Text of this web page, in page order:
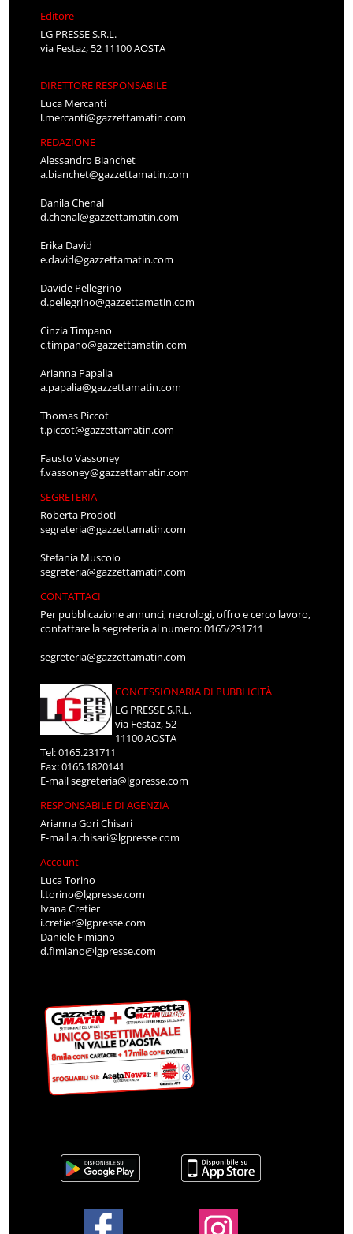
Editore
LG PRESSE S.R.L.
via Festaz, 52 11100 AOSTA
DIRETTORE RESPONSABILE
Luca Mercanti
l.mercanti@gazzettamatin.com
REDAZIONE
Alessandro Bianchet
a.bianchet@gazzettamatin.com
Danila Chenal
d.chenal@gazzettamatin.com
Erika David
e.david@gazzettamatin.com
Davide Pellegrino
d.pellegrino@gazzettamatin.com
Cinzia Timpano
c.timpano@gazzettamatin.com
Arianna Papalia
a.papalia@gazzettamatin.com
Thomas Piccot
t.piccot@gazzettamatin.com
Fausto Vassoney
f.vassoney@gazzettamatin.com
SEGRETERIA
Roberta Prodoti
segreteria@gazzettamatin.com
Stefania Muscolo
segreteria@gazzettamatin.com
CONTATTACI
Per pubblicazione annunci, necrologi, offro e cerco lavoro,
contattare la segreteria al numero: 0165/231711
segreteria@gazzettamatin.com
CONCESSIONARIA DI PUBBLICITÀ
LG PRESSE S.R.L.
via Festaz, 52
11100 AOSTA
Tel: 0165.231711
Fax: 0165.1820141
E-mailsegreteria@lgpresse.com
RESPONSABILE DI AGENZIA
Arianna Gori Chisari
E-maila.chisari@lgpresse.com
Account
Luca Torino
l.torino@lgpresse.com
Ivana Cretier
i.cretier@lgpresse.com
Daniele Fimiano
d.fimiano@lgpresse.com